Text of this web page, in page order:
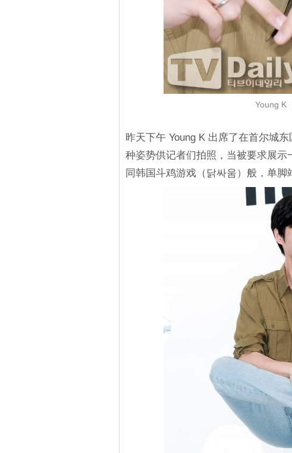
Young K
昨天下午 Young K 出席了在首尔城
种姿势供记者们拍照，当被要求展示
同韩国斗鸡游戏（닭싸움）般，单脚